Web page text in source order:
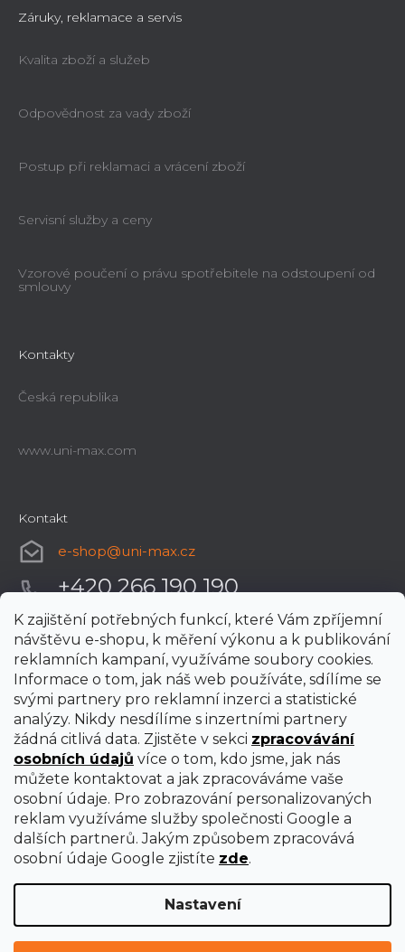
K zajištění potřebných funkcí, které Vám zpříjemní
návštěvu e-shopu, k měření výkonu a k publikování
reklamních kampaní, využíváme soubory cookies.
Informace o tom, jak náš web používáte, sdílíme se
svými partnery pro reklamní inzerci a statistické
analýzy. Nikdy nesdílíme s inzertními partnery
žádná citlivá data. Zjistěte v sekci zpracovávání
osobních údajů více o tom, kdo jsme, jak nás
můžete kontaktovat a jak zpracováváme vaše
osobní údaje. Pro zobrazování personalizovaných
reklam využíváme služby společnosti Google a
dalších partnerů. Jakým způsobem zpracovává
osobní údaje Google zjistíte zde.
Nastavení
Záruky, reklamace a servis
Kvalita zboží a služeb
Odpovědnost za vady zboží
Postup při reklamaci a vrácení zboží
Servisní služby a ceny
Vzorové poučení o právu spotřebitele na odstoupení od
smlouvy
Kontakty
Česká republika
www.uni-max.com
Kontakt
e-shop@uni-max.cz
+420 266 190 190